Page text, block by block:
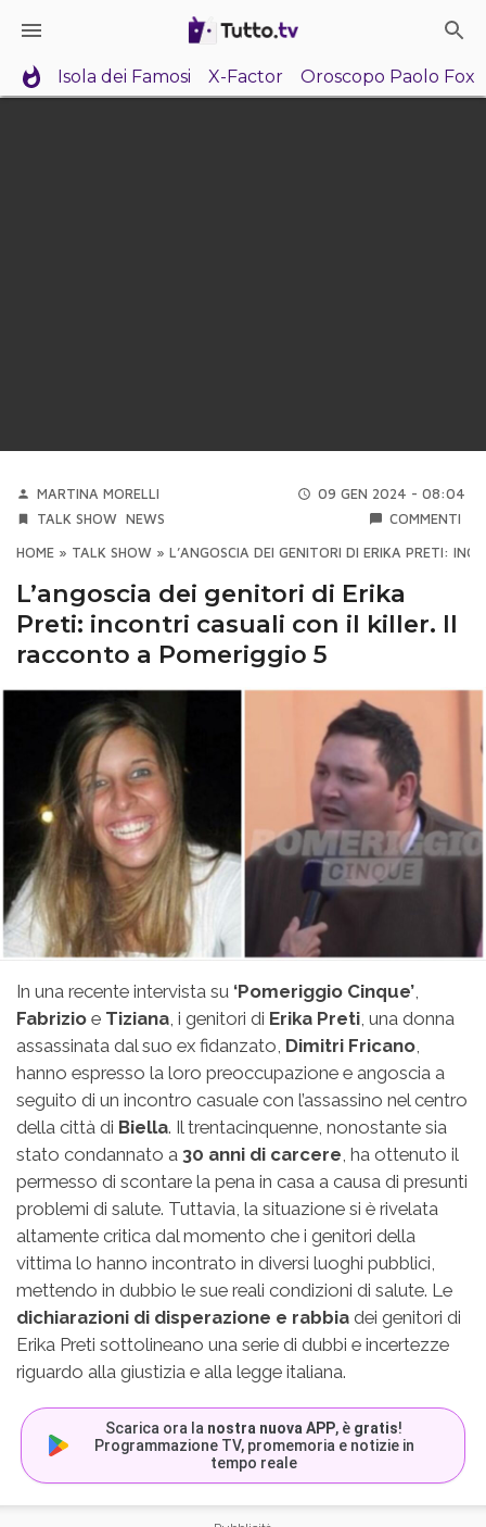
Isola dei Famosi X-Factor Oroscopo Paolo Fox
MARTINA MORELLI
09 GEN 2024 - 08:04
TALK SHOW NEWS COMMENTI
HOME » TALK SHOW » L’ANGOSCIA DEI GENITORI DI ERIKA PRETI:
L’angoscia dei genitori di Erika
Preti: incontri casuali con il killer. Il
racconto a Pomeriggio 5
In una recente intervista su ‘Pomeriggio Cinque’,
Fabrizio e Tiziana, i genitori di Erika Preti, una donna
assassinata dal suo ex fidanzato, Dimitri Fricano,
hanno espresso la loro preoccupazione e angoscia a
seguito di un incontro casuale con l’assassino nel centro
della città di Biella. Il trentacinquenne, nonostante sia
stato condannato a 30 anni di carcere, ha ottenuto il
permesso di scontare la pena in casa a causa di presunti
problemi di salute. Tuttavia, la situazione si è rivelata
altamente critica dal momento che i genitori della
vittima lo hanno incontrato in diversi luoghi pubblici,
mettendo in dubbio le sue reali condizioni di salute. Le
dichiarazioni di disperazione e rabbia dei genitori di
Erika Preti sottolineano una serie di dubbi e incertezze
riguardo alla giustizia e alla legge italiana.
Scarica ora la nostra nuova APP, è gratis!
Programmazione TV, promemoria e notizie in
tempo reale